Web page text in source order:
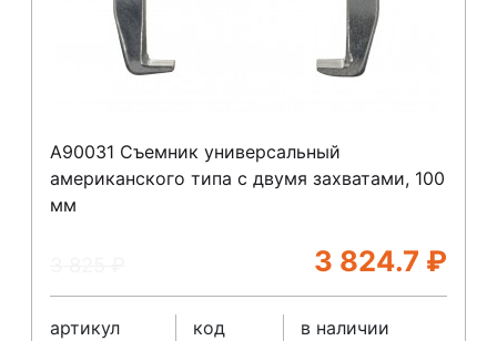
A90031 Съемник универсальный
американского типа с двумя захватами, 100
мм
3 824.7 ₽
артикул
код
в наличии